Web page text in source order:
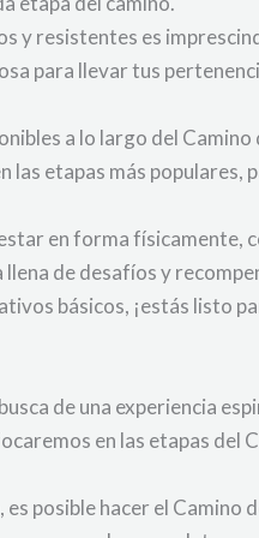
y resistentes es
para llevar tus
a lo largo del Camino
etapas más populares,
en forma físicamente,
de desafíos y
básicos, ¡estás listo
de una experiencia
en las etapas del
posible hacer el Camino